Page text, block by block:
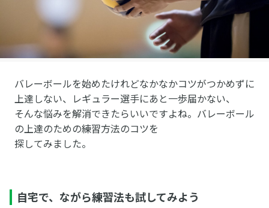
バレーボールを始めたけれどなかなかコツがつかめずに
上達しない、レギュラー選手にあと一歩届かない、
そんな悩みを解消できたらいいですよね。バレーボール
の上達のための練習方法のコツを
探してみました。
自宅で、ながら練習法も試してみよう